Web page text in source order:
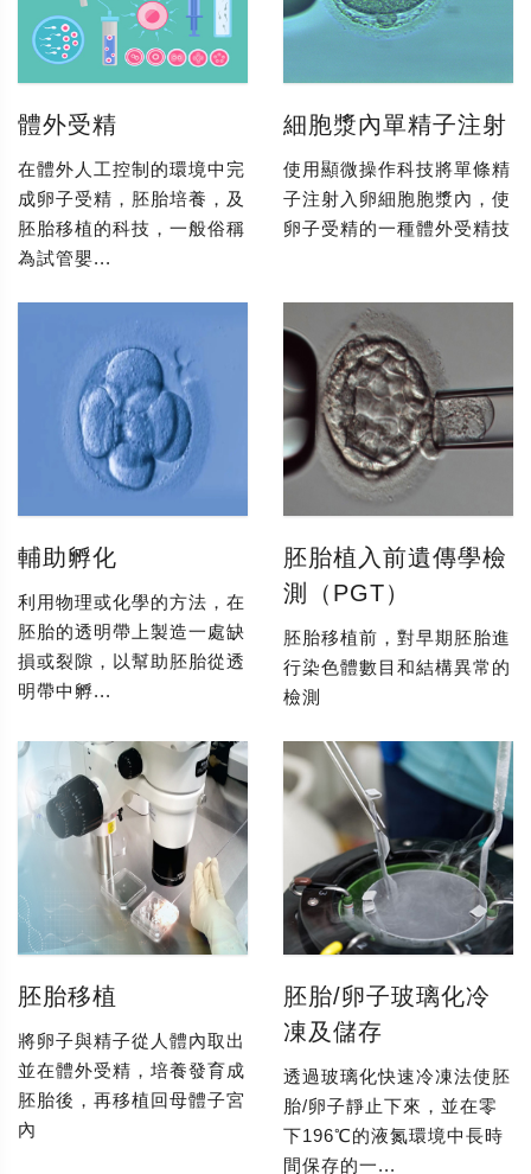
體外受精
在體外人工控制的環境中完
成卵子受精，胚胎培養，及
胚胎移植的科技，一般俗稱
為試管嬰...
細胞漿內單精子注射
使用顯微操作科技將單條精
子注射入卵細胞胞漿內，使
卵子受精的一種體外受精技
輔助孵化
利用物理或化學的方法，在
胚胎的透明帶上製造一處缺
損或裂隙，以幫助胚胎從透
明帶中孵...
胚胎植入前遺傳學檢
測（PGT）
胚胎移植前，對早期胚胎進
行染色體數目和結構異常的
檢測
胚胎移植
將卵子與精子從人體內取出
並在體外受精，培養發育成
胚胎後，再移植回母體子宮
內
胚胎/卵子玻璃化冷
凍及儲存
透過玻璃化快速冷凍法使胚
胎/卵子靜止下來，並在零
下196℃的液氮環境中長時
間保存的一...